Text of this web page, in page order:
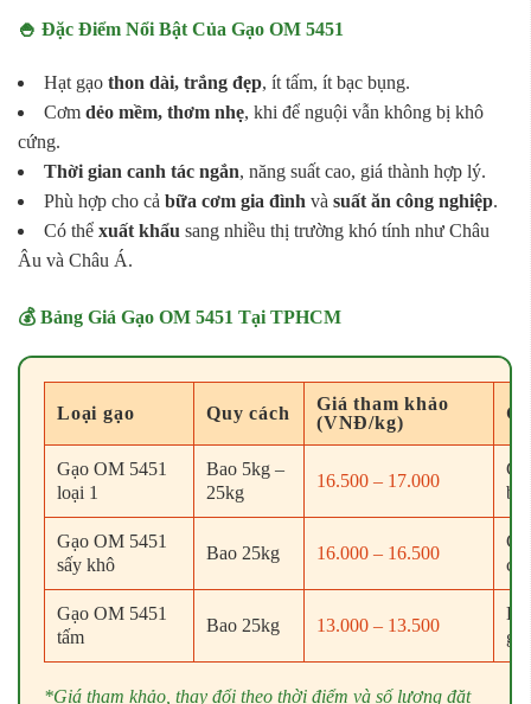
🍚 Đặc Điểm Nổi Bật Của Gạo OM 5451
Hạt gạo thon dài, trắng đẹp, ít tấm, ít bạc bụng.
Cơm dẻo mềm, thơm nhẹ, khi để nguội vẫn không bị khô
cứng.
Thời gian canh tác ngắn, năng suất cao, giá thành hợp lý.
Phù hợp cho cả bữa cơm gia đình và suất ăn công nghiệp.
Có thể xuất khẩu sang nhiều thị trường khó tính như Châu
Âu và Châu Á.
💰 Bảng Giá Gạo OM 5451 Tại TPHCM
Loại gạo Quy cách
Giá tham khảo
(VNĐ/kg)
Gạo OM 5451
loại 1
Bao 5kg –
25kg
16.500 – 17.000
Gạo OM 5451
sấy khô
Bao 25kg 16.000 – 16.500
Gạo OM 5451
tấm
Bao 25kg 13.000 – 13.500
*Giá tham khảo, thay đổi theo thời điểm và số lượng đặt